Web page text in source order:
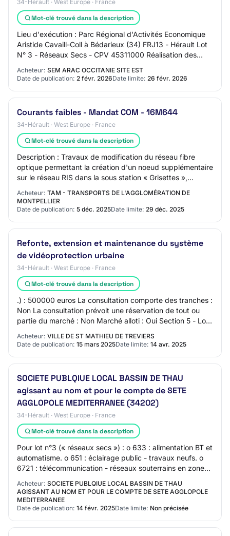
34-Hérault · West Europe · France
Mot-clé trouvé dans la description
Lieu d'exécution : Parc Régional d'Activités Economique
Aristide Cavaill-Coll à Bédarieux (34) FRJ13 - Hérault Lot
N° 3 - Réseaux Secs - CPV 45311000 Réalisation des
Acheteur: SEM ARAC OCCITANIE SITE EST
Date de publication: 2 févr. 2026Date limite: 26 févr. 2026
Courants faibles - Mandat COM - 16M644
34-Hérault · West Europe · France
Mot-clé trouvé dans la description
Description : Travaux de modification du réseau fibre
optique permettant la création d'un noeud supplémentaire
sur le réseau RIS dans la sous station « Grisettes »,
Acheteur: TAM - TRANSPORTS DE L'AGGLOMÉRATION DE
MONTPELLIER
Date de publication: 5 déc. 2025Date limite: 29 déc. 2025
Refonte, extension et maintenance du système
de vidéoprotection urbaine
34-Hérault · West Europe · France
Mot-clé trouvé dans la description
.) : 500000 euros La consultation comporte des tranches :
Non La consultation prévoit une réservation de tout ou
partie du marché : Non Marché alloti : Oui Section 5 - Lots
Acheteur: VILLE DE ST MATHIEU DE TREVIERS
Date de publication: 15 mars 2025Date limite: 14 avr. 2025
SOCIETE PUBLQIUE LOCAL BASSIN DE THAU
agissant au nom et pour le compte de SETE
AGGLOPOLE MEDITERRANEE (34202)
34-Hérault · West Europe · France
Mot-clé trouvé dans la description
Pour lot n°3 (« réseaux secs ») : o 633 : alimentation BT et
automatisme. o 651 : éclairage public - travaux neufs. o
6721 : télécommunication - réseaux souterrains en zone
Acheteur: SOCIETE PUBLQIUE LOCAL BASSIN DE THAU
AGISSANT AU NOM ET POUR LE COMPTE DE SETE AGGLOPOLE
MEDITERRANEE
Date de publication: 14 févr. 2025Date limite: Non précisée